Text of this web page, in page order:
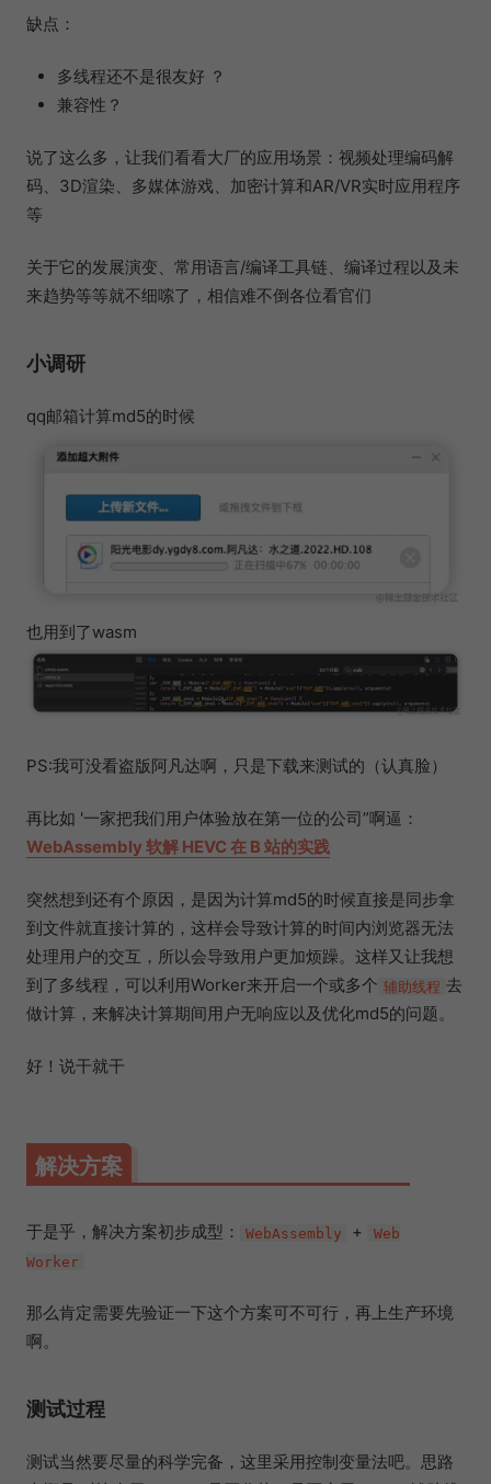
缺点：
多线程还不是很友好 ？
兼容性？
说了这么多，让我们看看大厂的应用场景：视频处理编码解
码、3D渲染、多媒体游戏、加密计算和AR/VR实时应用程序
等
关于它的发展演变、常用语言/编译工具链、编译过程以及未
来趋势等等就不细嗦了，相信难不倒各位看官们
小调研
qq邮箱计算md5的时候
也用到了wasm
PS:我可没看盗版阿凡达啊，只是下载来测试的（认真脸）
再比如 '一家把我们用户体验放在第一位的公司”啊逼：
WebAssembly 软解 HEVC 在 B 站的实践
突然想到还有个原因，是因为计算md5的时候直接是同步拿
到文件就直接计算的，这样会导致计算的时间内浏览器无法
处理用户的交互，所以会导致用户更加烦躁。这样又让我想
到了多线程，可以利用Worker来开启一个或多个 辅助线程 去
做计算，来解决计算期间用户无响应以及优化md5的问题。
好！说干就干
解决方案
于是乎，解决方案初步成型： WebAssembly +
Web
Worker
那么肯定需要先验证一下这个方案可不可行，再上生产环境
啊。
测试过程
测试当然要尽量的科学完备，这里采用控制变量法吧。思路